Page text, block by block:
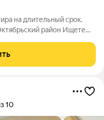
на длительный срок.
район Ищете
в развитом
10